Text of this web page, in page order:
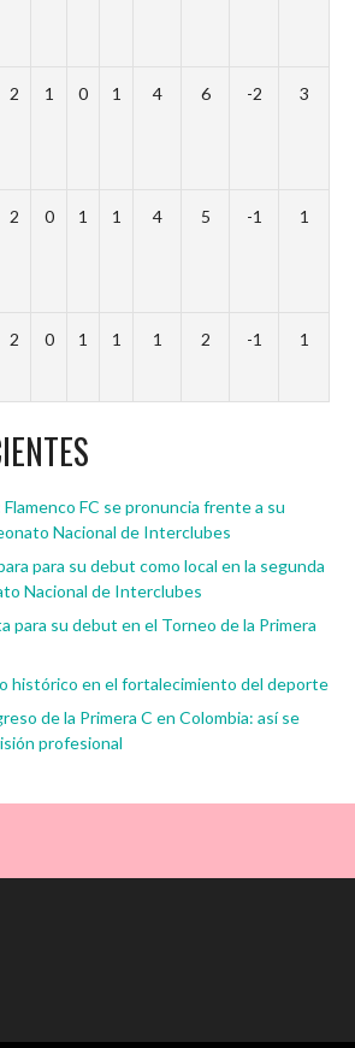
2 1 0 1 4 6 -2 3
2 0 1 1 4 5 -1 1
2 0 1 1 1 2 -1 1
FC se pronuncia frente a su
Nacional de Interclubes
para su debut como local en la segunda
Nacional de Interclubes
para su debut en el Torneo de la Primera
histórico en el fortalecimiento del deporte
de la Primera C en Colombia: así se
profesional